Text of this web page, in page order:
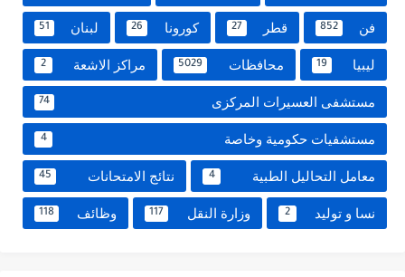
فن 852 قطر 27 كورونا 26 لبنان 51
ليبيا 19 محافظات 5029 مراكز الاشعة 2
مستشفى العسيرات المركزى 74
مستشفيات حكومية وخاصة 4
معامل التحاليل الطبية 4 نتائج الامتحانات 45
نسا و توليد 2 وزارة النقل 117 وظائف 118